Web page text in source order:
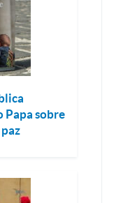
Papa sobre